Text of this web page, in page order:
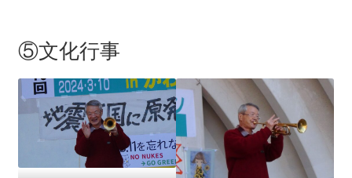
⑤文化行事